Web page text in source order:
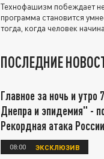
Технофашизм побеждает
программа становится
тогда, когда человек
ПОСЛЕДНИЕ
Главное за ночь и утро
Днепра и эпидемия" -
Рекордная атака
08:00 ЭКСКЛЮЗИВ